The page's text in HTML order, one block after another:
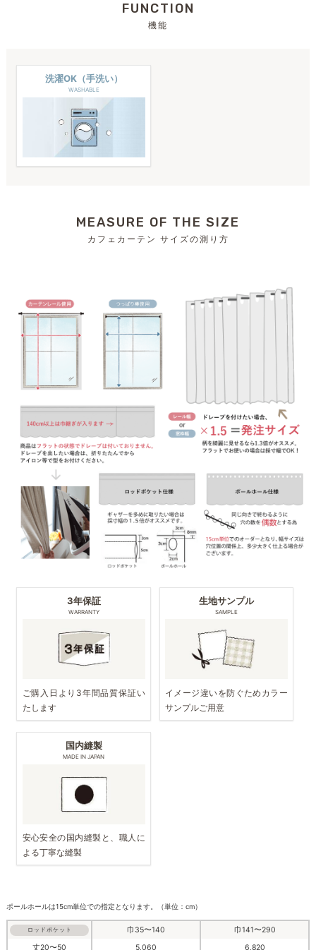
FUNCTION
機能
洗濯OK（手洗い）
WASHABLE
MEASURE OF THE SIZE
カフェカーテン サイズの測り方
3年保証
WARRANTY
ご購入日より3年間品質保証い
たします
生地サンプル
SAMPLE
イメージ違いを防ぐためカラー
サンプルご用意
国内縫製
MADE IN JAPAN
安心安全の国内縫製と、職人に
よる丁寧な縫製
ポールホールは15cm単位での指定となります。（単位：cm）
ロッドポケット 巾35〜140
巾141〜290
丈20〜50
5,060 6,820